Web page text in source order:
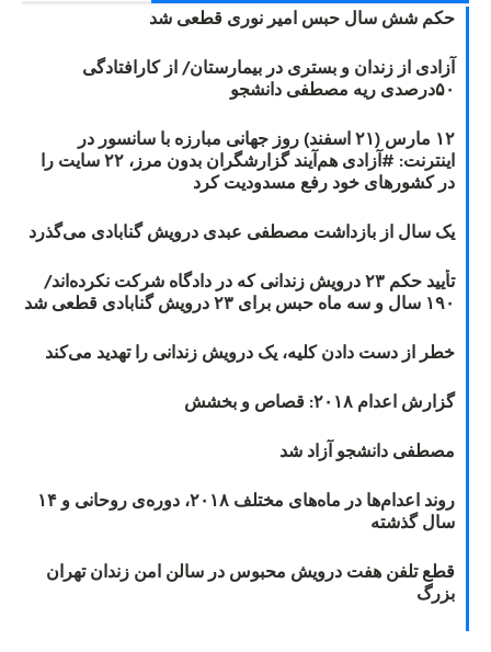
حکم شش سال حبس امیر نوری قطعی شد
آزادی از زندان و بستری در بیمارستان/ از کارافتادگی
۵۰درصدی ریه مصطفی دانشجو
۱۲ مارس (۲۱ اسفند) روز جهانی مبارزه با سانسور در
اینترنت: #آزادی هم‌آیند گزارشگران‌ بدون مرز، ۲۲ سایت را
در کشورهای خود رفع مسدودیت کرد
یک سال از بازداشت مصطفی عبدی درویش گنابادی می‌گذرد
تأیید حکم ۲۳ درویش زندانی که در دادگاه شرکت نکرده‌اند/
۱۹۰ سال و سه ماه حبس برای ۲۳ درویش گنابادی قطعی شد
خطر از دست دادن کلیه، یک درویش زندانی را تهدید می‌کند
گزارش اعدام ۲۰۱۸: قصاص و بخشش
مصطفی دانشجو آزاد شد
روند اعدام‌ها در ماه‌های مختلف ۲۰۱۸، دوره‌ی روحانی و ۱۴
سال گذشته
قطع تلفن هفت درویش محبوس در سالن امن زندان تهران
بزرگ